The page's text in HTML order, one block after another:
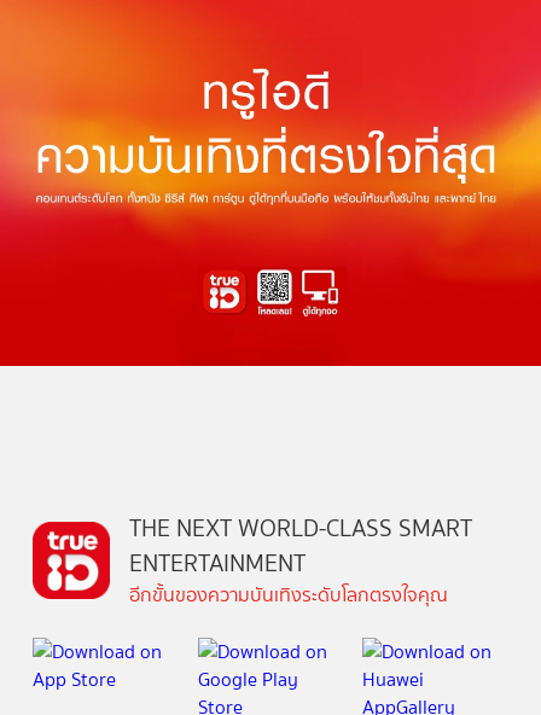
THE NEXT WORLD-CLASS SMART
ENTERTAINMENT
อีกขั้นของความบันเทิงระดับโลกตรงใจคุณ